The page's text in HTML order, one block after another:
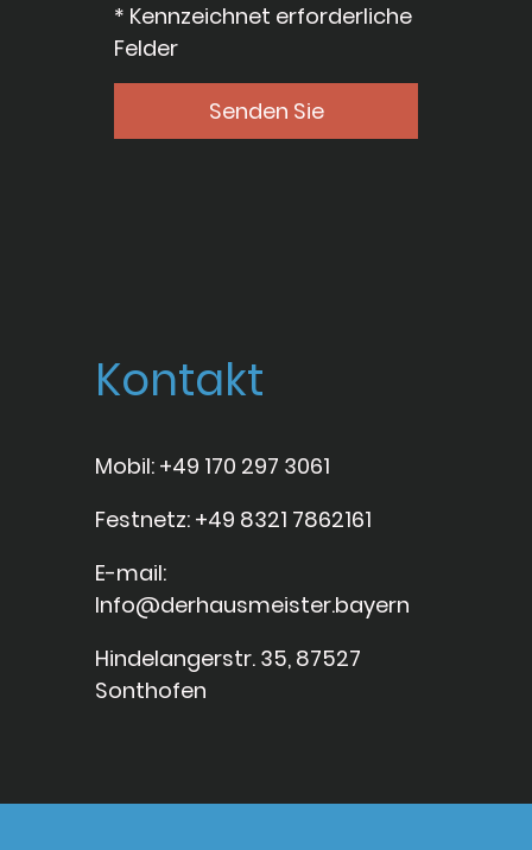
* Kennzeichnet erforderliche
Felder
Senden Sie
Kontakt
Mobil: +49 170 297 3061
Festnetz: +49 8321 7862161
E-mail:
Info@derhausmeister.bayern
Hindelangerstr. 35, 87527
Sonthofen